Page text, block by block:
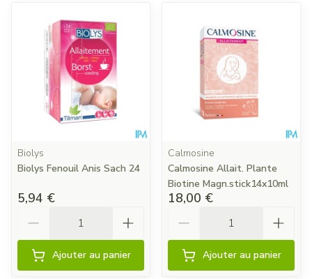
Biolys
Biolys Fenouil Anis Sach 24
5,94 €
Ajouter au panier
Calmosine
Calmosine Allait. Plante
Biotine Magn.stick14x10ml
18,00 €
Ajouter au panier